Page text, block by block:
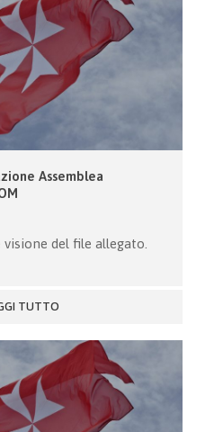
Assemblea
del file allegato.
TUTTO